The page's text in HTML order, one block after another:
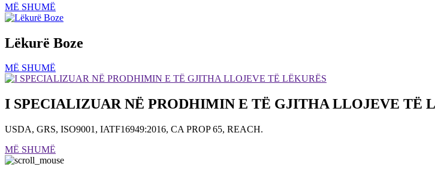
MË SHUMË
Lëkurë Boze
MË SHUMË
I SPECIALIZUAR NË PRODHIMIN E TË GJITHA LLOJEVE TË
USDA, GRS, ISO9001, IATF16949:2016, CA PROP 65, REACH.
MË SHUMË